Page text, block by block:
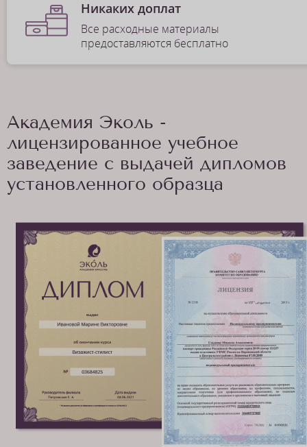
Никаких доплат
Все расходные материалы
предоставляются бесплатно
Академия Эколь -
лицензированное учебное
заведение с выдачей дипломов
установленного образца